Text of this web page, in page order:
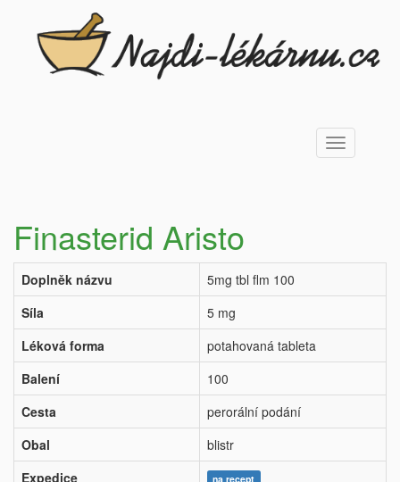
Toggle
navigation
Finasterid Aristo
Doplněk názvu
5mg tbl flm 100
Síla
5 mg
Léková forma
potahovaná tableta
Balení
100
Cesta
perorální podání
Obal
blistr
Expedice
na recept